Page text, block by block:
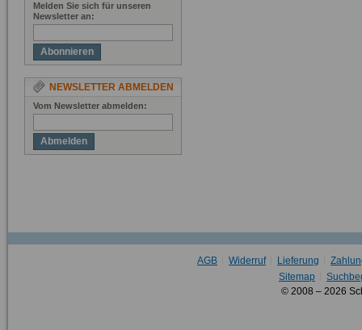
Melden Sie sich für unseren
Newsletter an:
Abonnieren
NEWSLETTER ABMELDEN
Vom Newsletter abmelden:
Abmelden
AGB Widerruf Lieferung
Sitemap
© 2008 – 2026